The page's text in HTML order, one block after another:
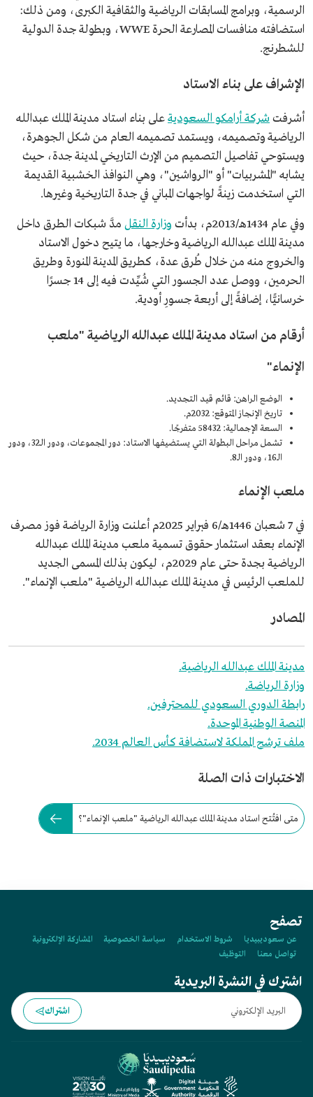
الرسمية، وبرامج المسابقات الرياضية والثقافية الكبرى، ومن ذلك:
استضافته منافسات المصارعة الحرة WWE، وبطولة جدة الدولية
للشطرنج.
الإشراف على بناء الاستاد
أشرفت شركة أرامكو السعوديةعلى بناء استاد مدينة الملك عبدالله
الرياضية وتصميمه، ويستمد تصميمه العام من شكل الجوهرة،
ويستوحي تفاصيل التصميم من الإرث التاريخي لمدينة جدة، حيث
يشابه "المشربيات" أو "الرواشين"، وهي النوافذ الخشبية القديمة
التي استخدمت زينةً لواجهات المباني في جدة التاريخية وغيرها.
وفي عام 1434هـ/2013م، بدأت وزارة النقل مدَّ شبكات الطرق داخل
مدينة الملك عبدالله الرياضية وخارجها، ما يتيح دخول الاستاد
والخروج منه من خلال طُرق عدة، كطريق المدينة المنورة وطريق
الحرمين، ووصل عدد الجسور التي شُيِّدت فيه إلى 14 جسرًا
خرسانيًّا، إضافةً إلى أربعة جسورِ أودية.
أرقام من استاد مدينة الملك عبدالله الرياضية "ملعب
الإنماء"
الوضع الراهن: قائم قيد التجديد.
تاريخ الإنجاز المتوقع: 2032م.
السعة الإجمالية: 58432 متفرجًا.
تشمل مراحل البطولة التي يستضيفها الاستاد: دور المجموعات، ودور الـ32، ودور
الـ16، ودور الـ8.
ملعب الإنماء
في 7 شعبان 1446هـ/6 فبراير 2025م أعلنت وزارة الرياضة فوز مصرف
الإنماء بعقد استثمار حقوق تسمية ملعب مدينة الملك عبدالله
الرياضية بجدة حتى عام 2029م، ليكون بذلك المسمى الجديد
للملعب الرئيس في مدينة الملك عبدالله الرياضية "ملعب الإنماء".
المصادر
مدينة الملك عبدالله الرياضية.
وزارة الرياضة.
رابطة الدوري السعودي للمحترفين.
المنصة الوطنية الموحدة.
ملف ترشح المملكة لاستضافة كأس العالم 2034.
الاختبارات ذات الصلة
متى افتُتح استاد مدينة الملك عبدالله الرياضية "ملعب الإنماء"؟
تصفح
عن سعوديبيديا شروط الاستخدام سياسة الخصوصية
المشاركة الإلكترونية
تواصل معنا
التوظيف
اشترك في النشرة البريدية
اشتراك